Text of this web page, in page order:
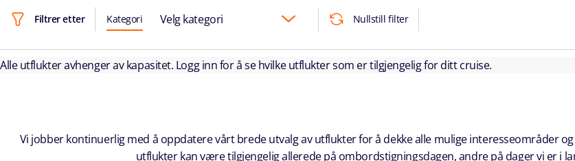
Filtrer etter Kategori Velg kategori Nullstill filter
Alle utflukter avhenger av kapasitet. Logg inn for å se hvilke utflukter som er tilgjengelig for ditt cruise.
Vi jobber kontinuerlig med å oppdatere vårt brede utvalg av utflukter for å dekke alle mulige interesseområder
utflukter kan være tilgjengelig allerede på ombordstigningsdagen, andre på dager vi er i